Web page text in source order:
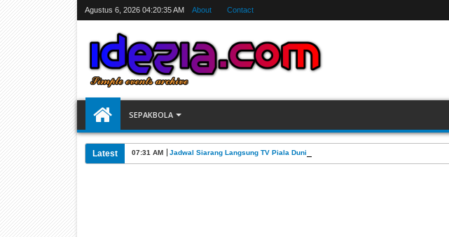
Agustus 6, 2026 04:20:36 AM About Contact
SEPAKBOLA
Latest 07:31 AM Jadwal Siarang Langsung TV Piala Dunia FIFA 2026